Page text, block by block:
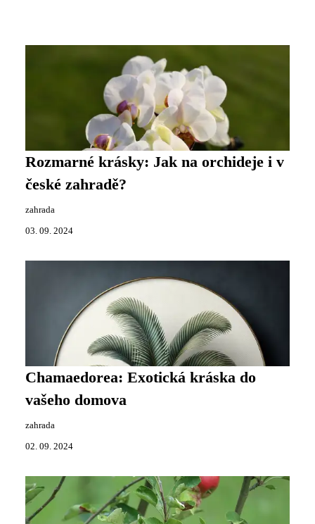
Rozmarné krásky: Jak na orchideje i v
české zahradě?
zahrada
03. 09. 2024
Chamaedorea: Exotická kráska do
vašeho domova
zahrada
02. 09. 2024